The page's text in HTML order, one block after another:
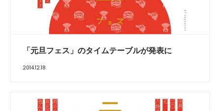
「元旦フェス」のタイムテーブルが発表に
2014.12.18